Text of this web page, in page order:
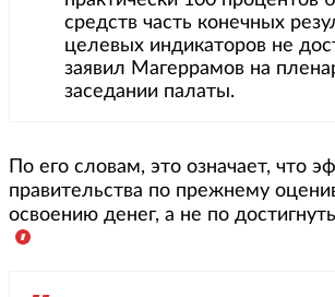
средств часть конечных
целевых индикаторов не
заявил Магеррамов на
заседании палаты.
По его словам, это означает, что
правительства по прежнему
освоению денег, а не по